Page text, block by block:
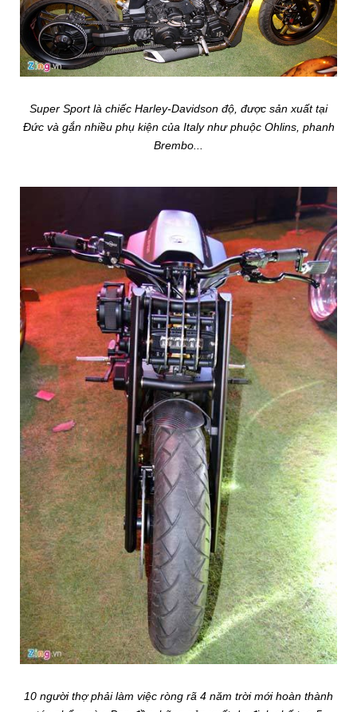
Super Sport là chiếc Harley-Davidson độ, được sản xuất tại
Đức và gắn nhiều phụ kiện của Italy như phuộc Ohlins, phanh
Brembo...
10 người thợ phải làm việc ròng rã 4 năm trời mới hoàn thành